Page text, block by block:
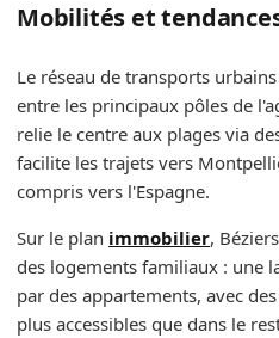
Mobilités et
Le réseau de transports
entre les principaux pôles de
relie le centre aux plages via
facilite les trajets vers
compris vers l'Espagne.
Sur le plan immobilier,
des logements familiaux : une
par des appartements, avec
plus accessibles que dans le